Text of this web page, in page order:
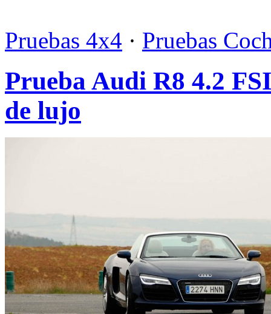
Pruebas 4x4 · Pruebas
Prueba Audi R8 4.2
de lujo